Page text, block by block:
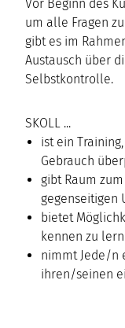
Vor Beginn des
um alle Fragen
gibt es im
Austausch über
Selbstkontrolle.
SKOLL ...
ist ein
Gebrauch
gibt Raum
gegenseitigen
bietet
kennen zu
nimmt Jede/n
ihren/seinen